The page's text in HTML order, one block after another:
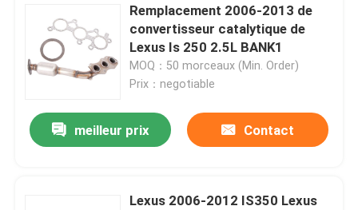
Remplacement 2006-2013 de
convertisseur catalytique de
Lexus Is 250 2.5L BANK1
MOQ：50 morceaux (Min. Order)
Prix：negotiable
meilleur prix Contact
Lexus 2006-2012 IS350 Lexus